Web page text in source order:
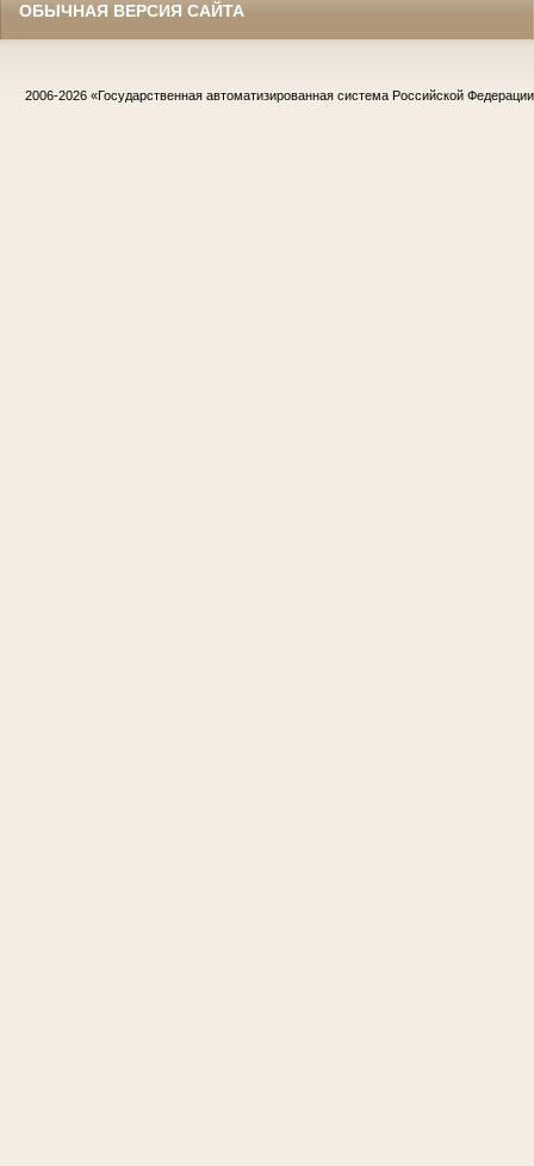
ОБЫЧНАЯ ВЕРСИЯ САЙТА
2006-2026 «Государственная автоматизированная система Российской